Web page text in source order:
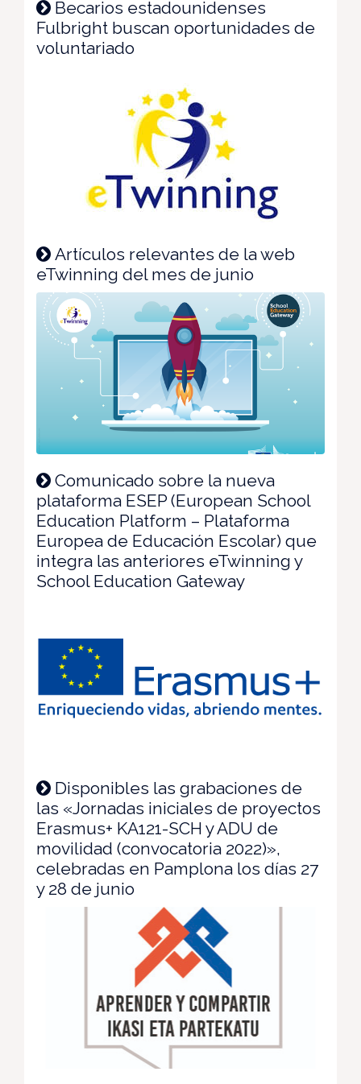
Becarios estadounidenses
Fulbright buscan oportunidades de
voluntariado
Artículos relevantes de la web
eTwinning del mes de junio
Comunicado sobre la nueva
plataforma ESEP (European School
Education Platform – Plataforma
Europea de Educación Escolar) que
integra las anteriores eTwinning y
School Education Gateway
Disponibles las grabaciones de
las «Jornadas iniciales de proyectos
Erasmus+ KA121-SCH y ADU de
movilidad (convocatoria 2022)»,
celebradas en Pamplona los días 27
y 28 de junio